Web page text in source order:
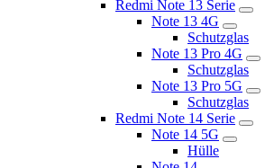
Redmi Note 13 Serie
Note 13 4G
Schutzglas
Note 13 Pro 4G
Schutzglas
Note 13 Pro 5G
Schutzglas
Redmi Note 14 Serie
Note 14 5G
Hülle